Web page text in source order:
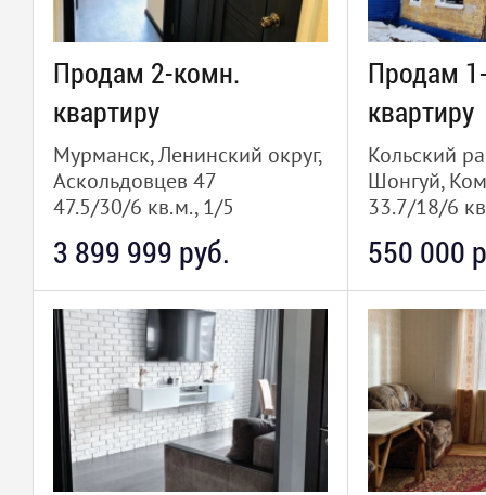
Продам 2-комн.
квартиру
Мурманск, Ленинский округ,
Аскольдовцев 47
47.5/30/6 кв.м., 1/5
3 899 999 руб.
Продам
квартиру
Кольский
Шонгуй,
33.7/18/6
550 000